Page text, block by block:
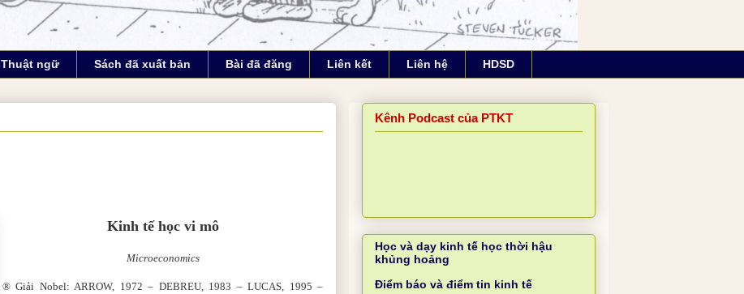
Thuật ngữ Sách đã xuất bản Bài đã đăng Liên kết Liên hệ HDSD
Kinh tế học vi mô
Microeconomics
® Giải Nobel: ARROW, 1972– DEBREU, 1983 –LUCAS, 1995–
Kênh Podcast của PTKT
Học và dạy kinh tế học thời hậu
khủng hoảng
Điểm báo và điểm tin kinh tế